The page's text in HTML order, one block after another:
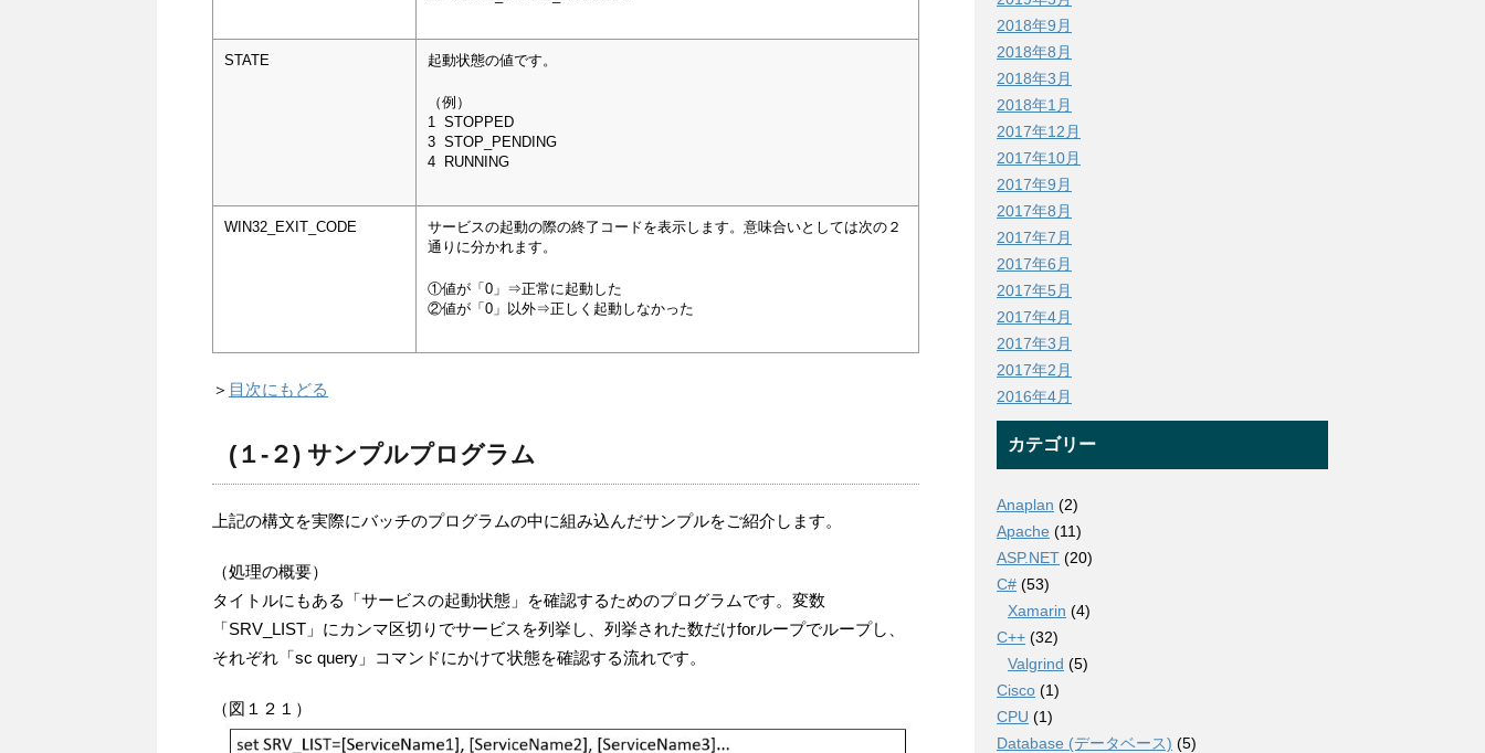
STATE 起動状態の値です。
（例）
1 STOPPED
3 STOP_PENDING
4 RUNNING
WIN32_EXIT_CODE
サービスの起動の際の終了コードを表示します。意味合いとしては次の２
通りに分かれます。
①値が「0」⇒正常に起動した
②値が「0」以外⇒正しく起動しなかった
＞ 目次にもどる
(１-２) サンプルプログラム
上記の構文を実際にバッチのプログラムの中に組み込んだサンプルをご紹介します。
（処理の概要）
タイトルにもある「サービスの起動状態」を確認するためのプログラムです。変数
「SRV_LIST」にカンマ区切りでサービスを列挙し、列挙された数だけforループでループし、
それぞれ「sc query」コマンドにかけて状態を確認する流れです。
（図１２１）
2018年9月
2018年8月
2018年3月
2018年1月
2017年12月
2017年10月
2017年9月
2017年8月
2017年7月
2017年6月
2017年5月
2017年4月
2017年3月
2017年2月
2016年4月
カテゴリー
Anaplan (2)
Apache (11)
ASP.NET (20)
C# (53)
Xamarin (4)
C++ (32)
Valgrind (5)
Cisco (1)
CPU (1)
Database (データベース) (5)